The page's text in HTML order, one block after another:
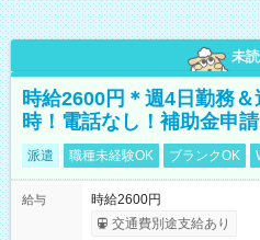
未読
時給2600円＊週4日勤務
時！電話なし！補助金申
派遣 職種未経験OK ブランクOK
給与
時給2600円
交通費別途支給あり